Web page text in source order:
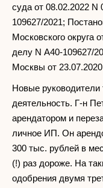
суда от 08.02.2022
109627/2021;
Московского округа
делу N А40-109627/
Москвы от
Новые руководители
деятельность. Г-н
арендатором и
личное ИП. Он
300 тыс. рублей в
(!) раз дороже. На
одобрения двумя